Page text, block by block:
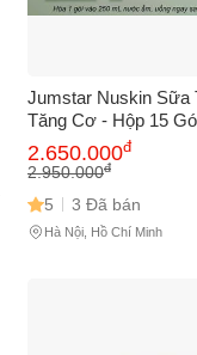
Jumstar Nuskin Sữa
Tăng Cơ - Hộp 15
Ty, Giải Pháp Dinh
Quả cho Người Tập
2.650.000đ
2.950.000đ
5 3 Đã bán
Hà Nội, Hồ Chí Minh